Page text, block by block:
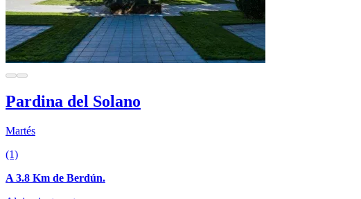
Pardina del Solano
Martés
(1)
A 3.8 Km de Berdún.